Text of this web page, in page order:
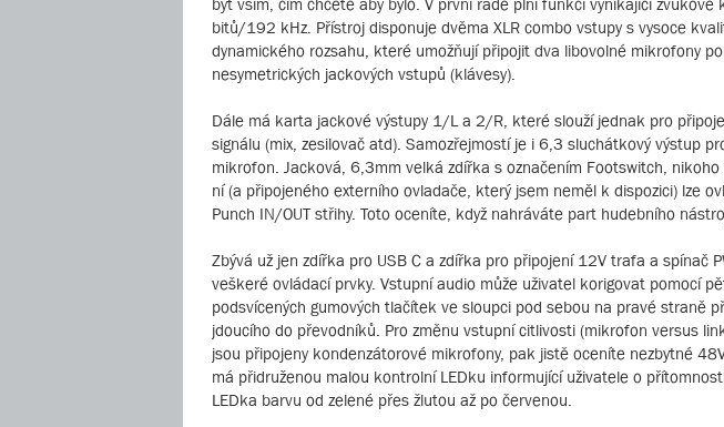
bitů/192 kHz. Přístroj disponuje dvěma XLR combo vstupy s vysoce
dynamického rozsahu, které umožňují připojit dva libovolné mikrofony
nesymetrických jackových vstupů (klávesy).
Dále má karta jackové výstupy 1/L a 2/R, které slouží jednak pro
signálu (mix, zesilovač atd). Samozřejmostí je i 6,3 sluchátkový výstup
mikrofon. Jacková, 6,3mm velká zdířka s označením Footswitch,
ní (a připojeného externího ovladače, který jsem neměl k dispozici) lze
Punch IN/OUT střihy. Toto oceníte, když nahráváte part hudebního
Zbývá už jen zdířka pro USB C a zdířka pro připojení 12V trafa a spínač
veškeré ovládací prvky. Vstupní audio může uživatel korigovat pomocí
podsvícených gumových tlačítek ve sloupci pod sebou na pravé straně
jdoucího do převodníků. Pro změnu vstupní citlivosti (mikrofon versus
jsou připojeny kondenzátorové mikrofony, pak jistě oceníte nezbytné
má přidruženou malou kontrolní LEDku informující uživatele o
LEDka barvu od zelené přes žlutou až po červenou.